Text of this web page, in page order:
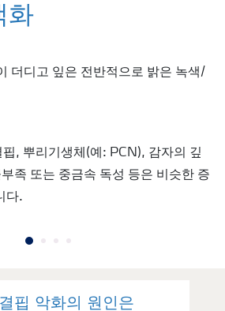
화
더디고 잎은 전반적으로 밝은 녹색/
, 뿌리기생체(예: PCN), 감자의 깊
족 또는 중금속 독성 등은 비슷한 증
다.
핍 악화의 원인은